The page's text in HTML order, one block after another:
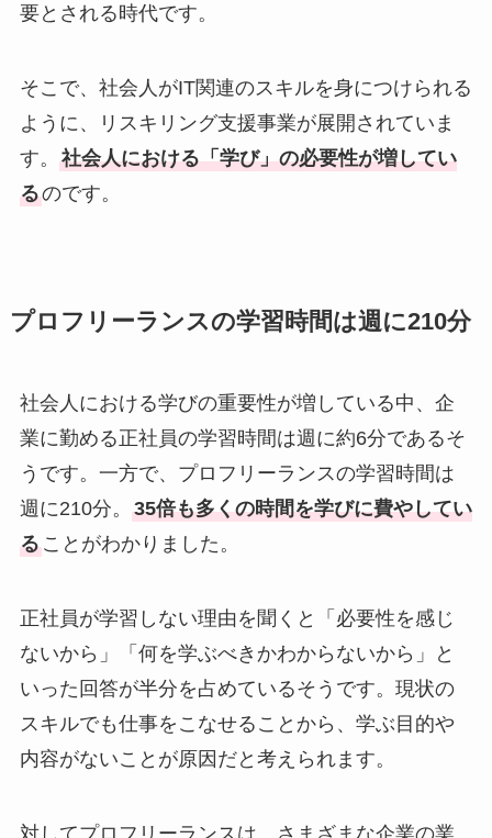
要とされる時代です。
そこで、社会人がIT関連のスキルを身につけられる
ように、リスキリング支援事業が展開されていま
す。 社会人における「学び」の必要性が増してい
るのです。
プロフリーランスの学習時間は週に210分
社会人における学びの重要性が増している中、企
業に勤める正社員の学習時間は週に約6分であるそ
うです。一方で、プロフリーランスの学習時間は
週に210分。 35倍も多くの時間を学びに費やしてい
ることがわかりました。
正社員が学習しない理由を聞くと「必要性を感じ
ないから」「何を学ぶべきかわからないから」と
いった回答が半分を占めているそうです。現状の
スキルでも仕事をこなせることから、学ぶ目的や
内容がないことが原因だと考えられます。
対してプロフリーランスは、さまざまな企業の業